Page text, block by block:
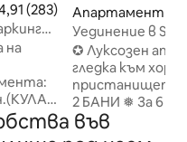
оценка: 4,91 от 5,
(283)
на
(на 5
Апартамент –
Уединение в
емблематични
паркинг!
✪ Луксозен
гледка към
пристанището! ✪ ❅ 3
2 БАНИ ❅ За 6
1 матрак Queen
града и
във